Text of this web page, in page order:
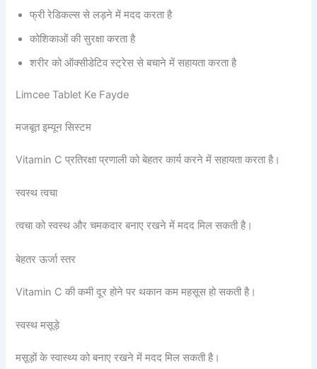
फ्री रेडिकल्स से लड़ने में मदद करता है
कोशिकाओं की सुरक्षा करता है
शरीर को ऑक्सीडेटिव स्ट्रेस से बचाने में सहायता करता है
Limcee Tablet Ke Fayde
मजबूत इम्यून सिस्टम
Vitamin C प्रतिरक्षा प्रणाली को बेहतर कार्य करने में सहायता करता है।
स्वस्थ त्वचा
त्वचा को स्वस्थ और चमकदार बनाए रखने में मदद मिल सकती है।
बेहतर ऊर्जा स्तर
Vitamin C की कमी दूर होने पर थकान कम महसूस हो सकती है।
स्वस्थ मसूड़े
मसूड़ों के स्वास्थ्य को बनाए रखने में मदद मिल सकती है।